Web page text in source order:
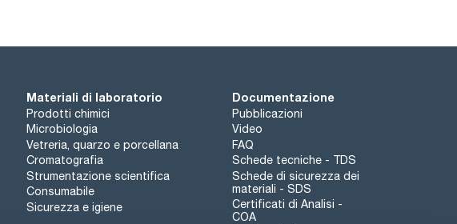
Materiali di laboratorio
Prodotti chimici
Microbiologia
Vetreria, quarzo e porcellana
Cromatografia
Strumentazione scientifica
Consumabile
Sicurezza e igiene
Documentazione
Pubblicazioni
Video
FAQ
Schede tecniche - TDS
Schede di sicurezza dei
materiali - SDS
Certificati di Analisi -
COA